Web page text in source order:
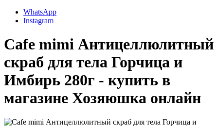
WhatsApp
Instagram
Cafe mimi Антицеллюлитный
скраб для тела Горчица и
Имбирь 280г - купить в
магазине Хозяюшка онлайн